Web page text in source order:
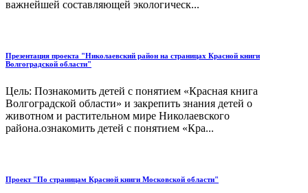
важнейшей составляющей экологическ...
Презентация проекта "Николаевский район на страницах Красной книги
Волгоградской области"
Цель: Познакомить детей с понятием «Красная книга
Волгоградской области» и закрепить знания детей о
животном и растительном мире Николаевского
района.ознакомить детей с понятием «Кра...
Проект "По страницам Красной книги Московской области"